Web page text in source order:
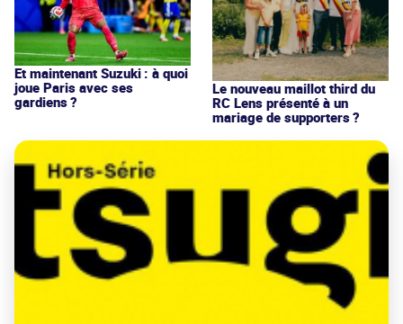
Et maintenant Suzuki : à quoi
joue Paris avec ses
gardiens ?
Le nouveau maillot third du
RC Lens présenté à un
mariage de supporters ?